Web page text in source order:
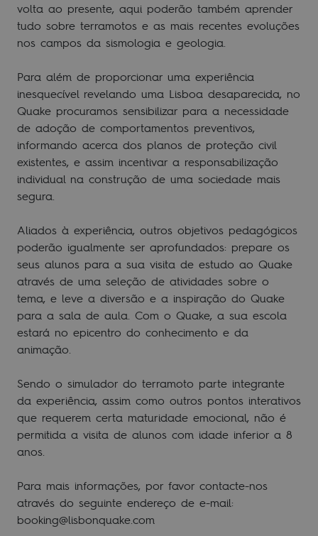
volta ao presente, aqui poderão também aprender
tudo sobre terramotos e as mais recentes evoluções
nos campos da sismologia e geologia.
Para além de proporcionar uma experiência
inesquecível revelando uma Lisboa desaparecida, no
Quake procuramos sensibilizar para a necessidade
de adoção de comportamentos preventivos,
informando acerca dos planos de proteção civil
existentes, e assim incentivar a responsabilização
individual na construção de uma sociedade mais
segura.
Aliados à experiência, outros objetivos pedagógicos
poderão igualmente ser aprofundados: prepare os
seus alunos para a sua visita de estudo ao Quake
através de uma seleção de atividades sobre o
tema, e leve a diversão e a inspiração do Quake
para a sala de aula. Com o Quake, a sua escola
estará no epicentro do conhecimento e da
animação.
Sendo o simulador do terramoto parte integrante
da experiência, assim como outros pontos interativos
que requerem certa maturidade emocional, não é
permitida a visita de alunos com idade inferior a 8
anos.
Para mais informações, por favor contacte-nos
através do seguinte endereço de e-mail:
booking@lisbonquake.com